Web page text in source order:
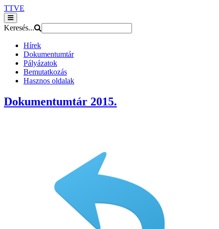
TTVE
Keresés...
Hírek
Dokumentumtár
Pályázatok
Bemutatkozás
Hasznos oldalak
Dokumentumtár 2015.